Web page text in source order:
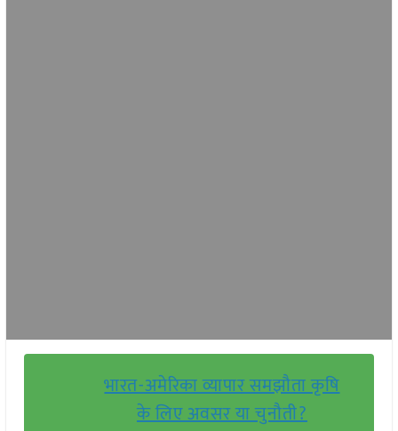
भारत-अमेरिका व्यापार समझौता कृषि
के लिए अवसर या चुनौती?